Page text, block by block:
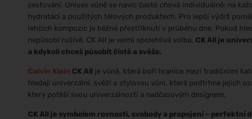
cestování. Unisex vůně se navíc často chová individuálně: na
hydrataci a použitých tělových produktech. Pro lepší výdrž
lehčích kompozic je běžné přestříknutí v průběhu dne. Pokud
nepůsobí rušivě, CK All je velmi spolehlivá volba. CK All je
a kdykoli chceš působit čistě a svěže.
Calvin Klein CK All je vůně, která boří hranice mezi tradičními
hledají univerzální, svěží a stylovou vůni, která podtrhne jejich
který potěší svou univerzálností a nadčasovým designem.
CK All je symbolem rovnosti, svobody a propojení – perfektní